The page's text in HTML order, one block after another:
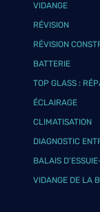
VIDANGE
RÉVISION
RÉVISION
BATTERIE
TOP GLASS :
ÉCLAIRAGE
CLIMATISATION
DIAGNOSTIC
BALAIS
VIDANGE DE LA